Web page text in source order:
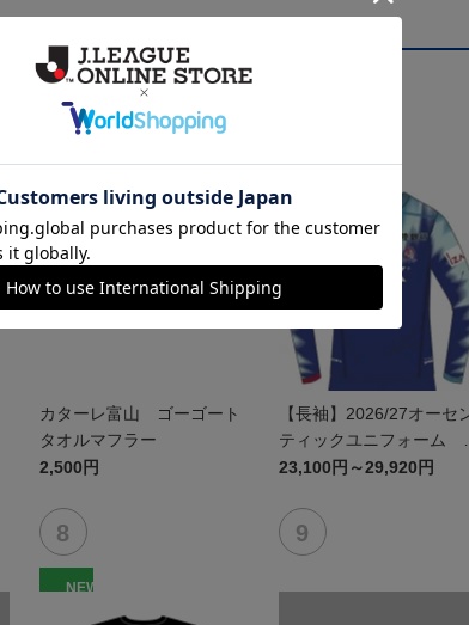
カターレ富山 ゴーゴート
タオルマフラー
2,500円
【長袖】2026/27オーセ
ティックユニフォーム
1st
23,100円～29,920円
NEW